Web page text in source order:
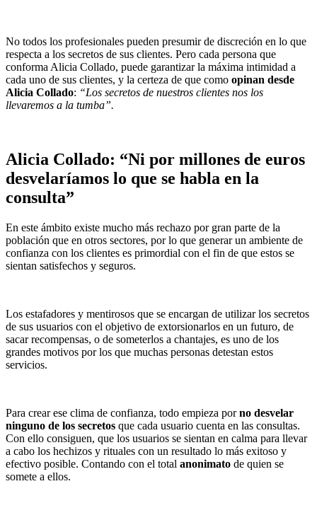
No todos los profesionales pueden presumir de discreción en lo que
respecta a los secretos de sus clientes. Pero cada persona que
conforma Alicia Collado, puede garantizar la máxima intimidad a
cada uno de sus clientes, y la certeza de que como opinan desde
Alicia Collado: “Los secretos de nuestros clientes nos los
llevaremos a la tumba”.
Alicia Collado: “Ni por millones de euros
desvelaríamos lo que se habla en la
consulta”
En este ámbito existe mucho más rechazo por gran parte de la
población que en otros sectores, por lo que generar un ambiente de
confianza con los clientes es primordial con el fin de que estos se
sientan satisfechos y seguros.
Los estafadores y mentirosos que se encargan de utilizar los secretos
de sus usuarios con el objetivo de extorsionarlos en un futuro, de
sacar recompensas, o de someterlos a chantajes, es uno de los
grandes motivos por los que muchas personas detestan estos
servicios.
Para crear ese clima de confianza, todo empieza porno desvelar
ninguno de los secretos que cada usuario cuenta en las consultas.
Con ello consiguen, que los usuarios se sientan en calma para llevar
a cabo los hechizos y rituales con un resultado lo más exitoso y
efectivo posible. Contando con el total anonimato de quien se
somete a ellos.